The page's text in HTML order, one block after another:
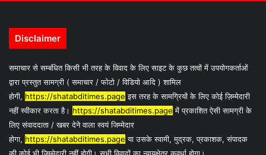
Disclaimer
समाचार से सम्बंधित किसी भी तरह के विवाद के लिए साइट के कुछ तत्वों में उपयोगकर्ताओं
द्वारा प्रस्तुत सामग्री ( समाचार / फोटो / विडियो आदि ) शामिल
होगी, https://shatabditimes.page इस तरह के सामग्रियों के लिए कोई ज़िम्मेदारी
नहीं स्वीकार करता है। https://shatabditimes.page में प्रकाशित ऐसी सामग्री के
लिए संवाददाता / खबर देने वाला स्वयं जिम्मेदार
होगा, https://shatabditimes.page या उसके स्वामी, मुद्रक, प्रकाशक, संपादक
की कोई भी जिम्मेदारी नहीं होगी। सभी विवादों का न्यायक्षेत्र कवर्धा होगा।